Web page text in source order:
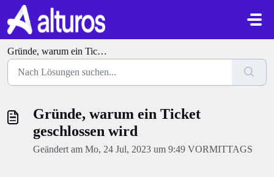
Zum hauptsächlichen Inhalt gehen
Gründe, warum ein Ticket geschlossen wird
Gründe, warum ein Ticket
geschlossen wird
Geändert am Mo, 24 Jul, 2023 um 9:49 VORMITTAGS